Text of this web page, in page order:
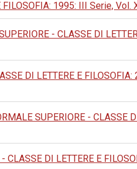
1995: III Serie, Vol.
- CLASSE DI
DI LETTERE E
SUPERIORE - CLASSE
CLASSE DI LETTERE E